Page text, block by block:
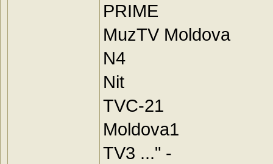
PRIME
MuzTV Moldova
N4
Nit
TVC-21
Moldova1
TV3 ..." -